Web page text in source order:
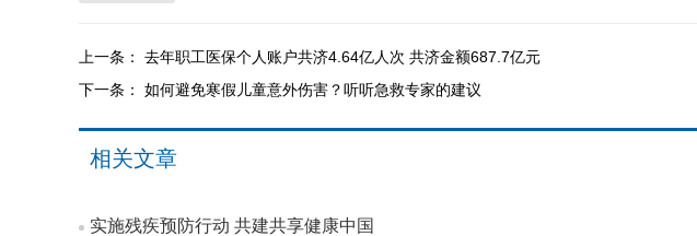
上一条： 去年职工医保个人账户共济4.64亿人次 共济金额687.7亿元
下一条： 如何避免寒假儿童意外伤害？听听急救专家的建议
相关文章
实施残疾预防行动 共建共享健康中国